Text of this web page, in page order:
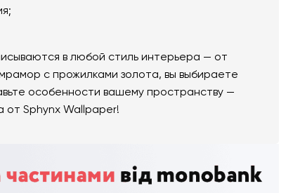
в любой стиль интерьера — от
с прожилками золота, вы выбираете
особенности вашему пространству —
от Sphynx Wallpaper!